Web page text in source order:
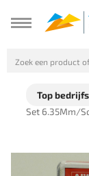
Top
Set 6.35Mm/